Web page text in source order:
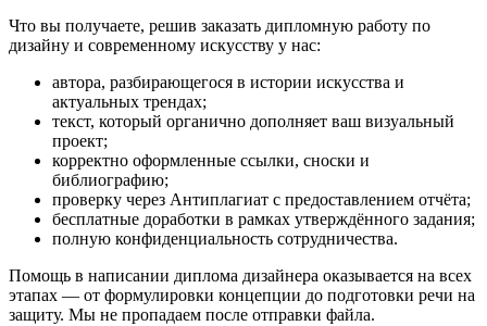
Что вы получаете, решив заказать дипломную работу по
дизайну и современному искусству у нас:
автора, разбирающегося в истории искусства и
актуальных трендах;
текст, который органично дополняет ваш визуальный
проект;
корректно оформленные ссылки, сноски и
библиографию;
проверку через Антиплагиат с предоставлением отчёта;
бесплатные доработки в рамках утверждённого задания;
полную конфиденциальность сотрудничества.
Помощь в написании диплома дизайнера оказывается на всех
этапах — от формулировки концепции до подготовки речи на
защиту. Мы не пропадаем после отправки файла.